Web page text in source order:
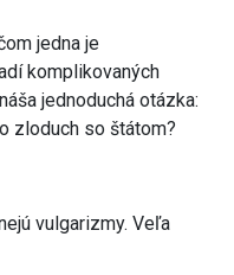
jedna je
komplikovaných
jednoduchá otázka:
zloduch so štátom?
vulgarizmy. Veľa